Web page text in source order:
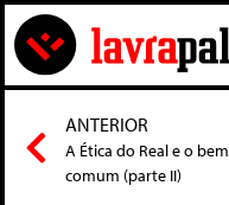
ANTERIOR
A Ética do Real e o bem
comum (parte II)